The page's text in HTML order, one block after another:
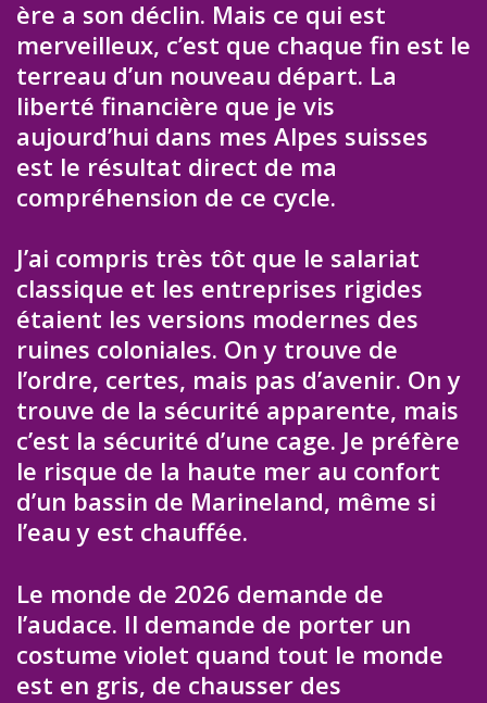
ère a son déclin. Mais ce qui est
merveilleux, c’est que chaque fin est le
terreau d’un nouveau départ. La
liberté financière que je vis
aujourd’hui dans mes Alpes suisses
est le résultat direct de ma
compréhension de ce cycle.
J’ai compris très tôt que le salariat
classique et les entreprises rigides
étaient les versions modernes des
ruines coloniales. On y trouve de
l’ordre, certes, mais pas d’avenir. On y
trouve de la sécurité apparente, mais
c’est la sécurité d’une cage. Je préfère
le risque de la haute mer au confort
d’un bassin de Marineland, même si
l’eau y est chauffée.
Le monde de 2026 demande de
l’audace. Il demande de porter un
costume violet quand tout le monde
est en gris, de chausser des